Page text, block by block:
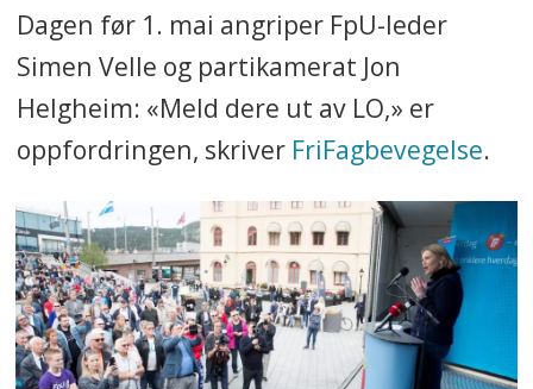
Dagen før 1. mai angriper FpU-leder
Simen Velle og partikamerat Jon
Helgheim: «Meld dere ut av LO,» er
oppfordringen, skriver FriFagbevegelse.